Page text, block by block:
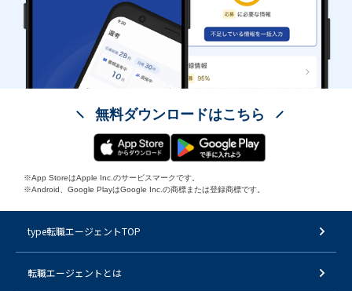
無料ダウンロードはこちら
※App StoreはApple Inc.のサービスマークです。
※Android、Google PlayはGoogle Inc.の商標または登録商標です。
type転職エージェントTOP
転職エージェントとは